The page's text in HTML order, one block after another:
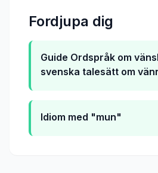
Fordjupa dig
Guide Ordspråk om
svenska talesätt om
Idiom med "mun"